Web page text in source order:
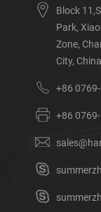
Block
Park,
Zone,
City, China
+86
+86